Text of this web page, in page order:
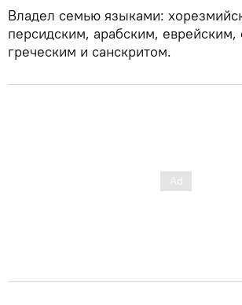
Владел семью языками:
персидским, арабским, еврейским,
греческим и санскритом.